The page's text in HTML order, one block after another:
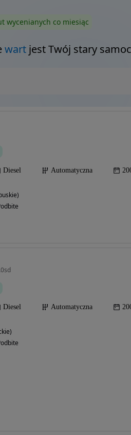
wycenianych co miesiąc
wartjest Twój stary
Diesel Automatyczna
Diesel Automatyczna